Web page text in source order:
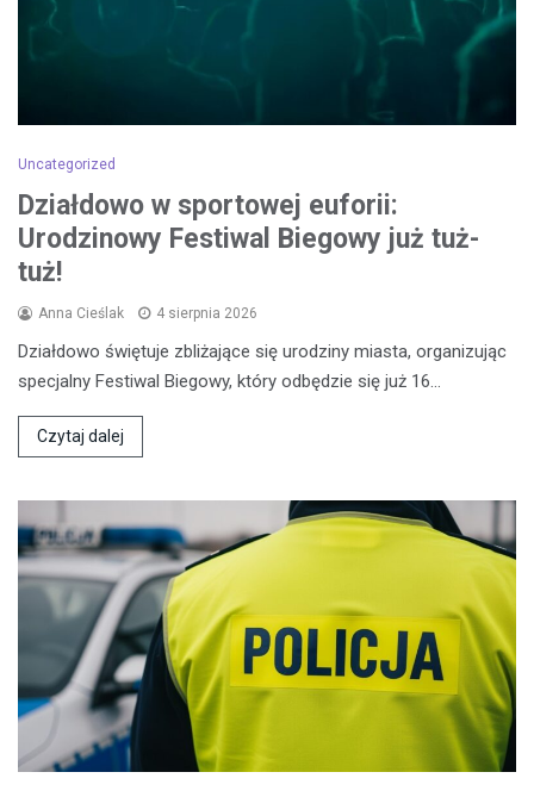
Uncategorized
Działdowo w sportowej euforii:
Urodzinowy Festiwal Biegowy już tuż-
tuż!
Anna Cieślak 4 sierpnia 2026
Działdowo świętuje zbliżające się urodziny miasta, organizując
specjalny Festiwal Biegowy, który odbędzie się już 16…
Czytaj dalej